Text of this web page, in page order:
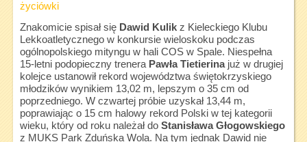
życiówki
Znakomicie spisał się Dawid Kulikz Kieleckiego Klubu
Lekkoatletycznego w konkursie wieloskoku podczas
ogólnopolskiego mityngu w hali COS w Spale. Niespełna
15-letni podopieczny trenera Pawła Tietierinajuż w drugiej
kolejce ustanowił rekord województwa świętokrzyskiego
młodzików wynikiem 13,02 m, lepszym o 35 cm od
poprzedniego. W czwartej próbie uzyskał 13,44 m,
poprawiając o 15 cm halowy rekord Polski w tej kategorii
wieku, który od roku należał do Stanisława Głogowskiego
z MUKS Park Zduńska Wola. Na tym jednak Dawid nie